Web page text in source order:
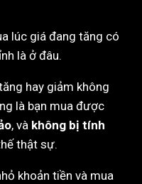
lúc giá đang tăng có
là ở đâu.
hay giảm không
là bạn mua được
, và không bị tính
thật sự.
khoản tiền và mua